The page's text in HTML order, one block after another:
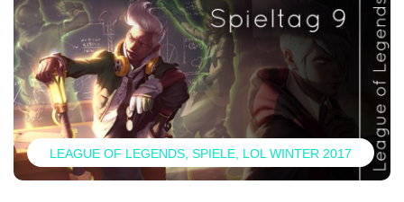
LEAGUE OF LEGENDS SPIELE LOL WINTER 2017